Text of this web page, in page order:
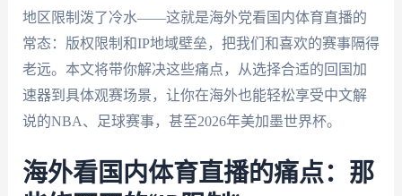
地区限制泼了冷水——这就是海外党看国内体育直播的
常态：版权限制和IP地域壁垒，把我们和喜欢的赛事隔得
老远。本文将带你解决这些痛点，从选择合适的回国加
速器到具体观赛场景，让你在海外也能轻松享受中文解
说的NBA、足球赛事，甚至2026年美加墨世界杯。
海外看国内体育直播的痛点：那